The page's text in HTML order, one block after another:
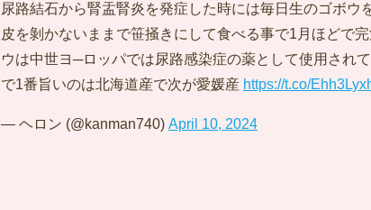
尿路結石から腎盂腎炎を発症した時には毎日生のゴボウ
皮を剝かないままで笹掻きにして食べる事で1月ほどで
ウは中世ヨ─ロッパでは尿路感染症の薬として使用され
で1番旨いのは北海道産で次が愛媛産 https://t.co/
— ヘロン (@kanman740) April 10, 2024